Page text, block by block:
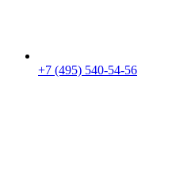
+7 (495) 540-54-56